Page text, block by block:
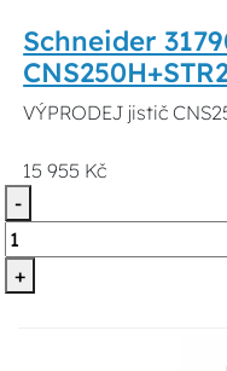
Schneider
VÝPRODEJ jistič
15 955 Kč
-
+